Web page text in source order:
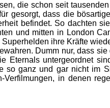
die schon seit
gesorgt, dass die
befindet. So dachten
und mitten in London
ihre Kräfte
Dumm nur, dass sie
Eternals untergeordnet
so ganz und gar nicht im
Verfilmungen, in denen